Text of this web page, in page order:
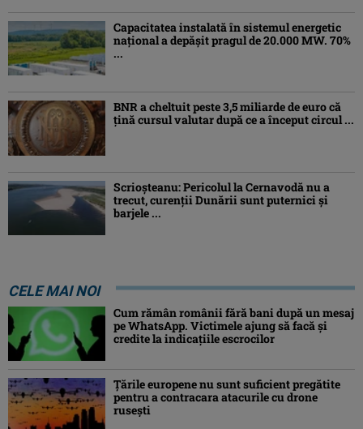
Capacitatea instalată în sistemul energetic
național a depășit pragul de 20.000 MW. 70%
...
BNR a cheltuit peste 3,5 miliarde de euro că
țină cursul valutar după ce a început circul ...
Scrioșteanu: Pericolul la Cernavodă nu a
trecut, curenţii Dunării sunt puternici şi
barjele ...
CELE MAI NOI
Cum rămân românii fără bani după un mesaj
pe WhatsApp. Victimele ajung să facă și
credite la indicațiile escrocilor
Ţările europene nu sunt suficient pregătite
pentru a contracara atacurile cu drone
ruseşti